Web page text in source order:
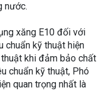
nước.
xăng E10 đối với
chuẩn kỹ thuật hiện
khi đảm bảo chất
chuẩn kỹ thuật, Phó
quan trọng nhất là